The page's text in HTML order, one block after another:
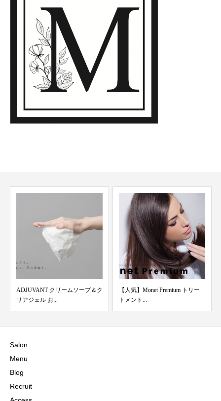
ADJUVANT クリームソープ＆ク
リアジェル お...
【人気】Monet Premium トリー
トメント...
Salon
Menu
Blog
Recruit